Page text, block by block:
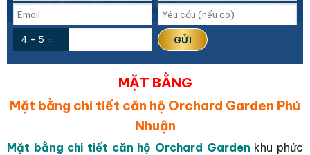
4 + 5 =
MẶT BẰNG
Mặt bằng chi tiết căn hộ Orchard Garden Phú
Nhuận
Mặt bằng chi tiết căn hộ Orchard Garden khu phức